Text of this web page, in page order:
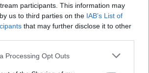
participants. This information may
us to third parties on the IAB’s List of
that may further disclose it to other
Processing Opt Outs
avarijos Vilniaus r.: dviejų moterų ir
nepavyko